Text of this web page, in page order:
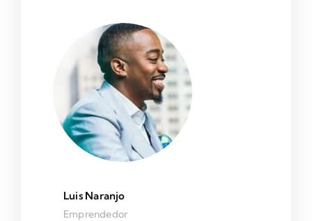
Luis Naranjo
Emprendedor